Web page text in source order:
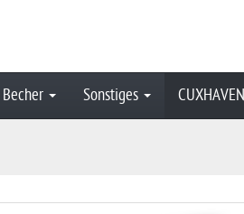
Becher Sonstiges CUXHAVEN